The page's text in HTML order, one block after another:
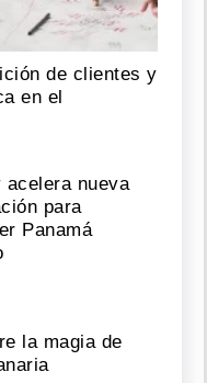
de clientes y
en el
acelera nueva
para
Panamá
la magia de